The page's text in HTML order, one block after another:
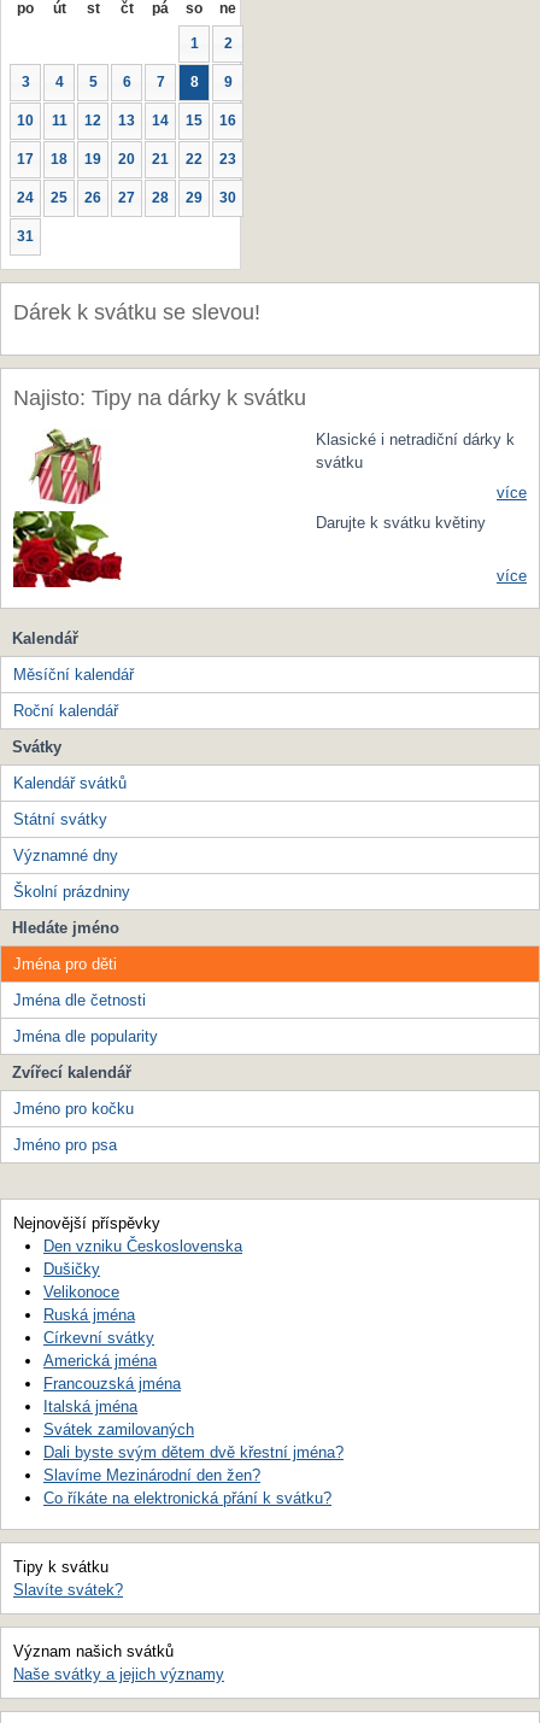
po út st čt pá so ne
1 2
3 4 5 6 7 8 9
10 11 12 13 14 15 16
17 18 19 20 21 22 23
24 25 26 27 28 29 30
31
Dárek k svátku se slevou!
Najisto: Tipy na dárky k svátku
Klasické i netradiční dárky k
svátku
více
Darujte k svátku květiny
více
Kalendář
Měsíční kalendář
Roční kalendář
Svátky
Kalendář svátků
Státní svátky
Významné dny
Školní prázdniny
Hledáte jméno
Jména pro děti
Jména dle četnosti
Jména dle popularity
Zvířecí kalendář
Jméno pro kočku
Jméno pro psa
Nejnovější příspěvky
Den vzniku Československa
Dušičky
Velikonoce
Ruská jména
Církevní svátky
Americká jména
Francouzská jména
Italská jména
Svátek zamilovaných
Dali byste svým dětem dvě křestní jména?
Slavíme Mezinárodní den žen?
Co říkáte na elektronická přání k svátku?
Tipy k svátku
Slavíte svátek?
Význam našich svátků
Naše svátky a jejich významy